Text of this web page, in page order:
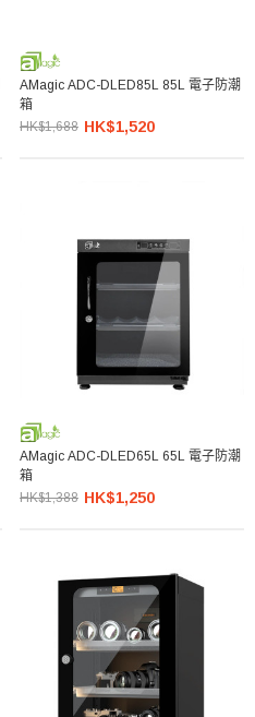
AMagic ADC-DLED85L 85L 電子防潮
箱
HK$1,688 HK$1,520
AMagic ADC-DLED65L 65L 電子防潮
箱
HK$1,388 HK$1,250